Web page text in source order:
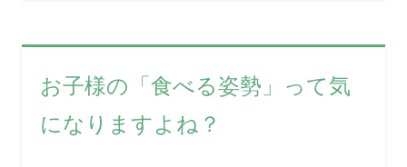
お子様の「食べる姿勢」って気
になりますよね？